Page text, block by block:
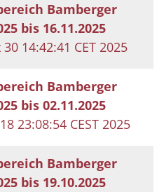
Bamberger
bis 16.11.2025
14:42:41 CET 2025
Bamberger
bis 02.11.2025
23:08:54 CEST 2025
Bamberger
bis 19.10.2025